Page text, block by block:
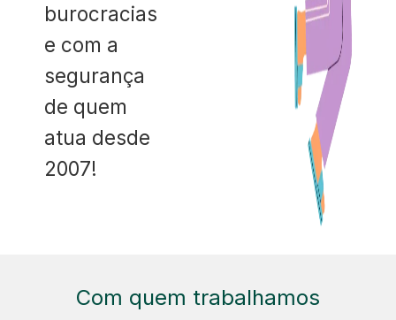
burocracias
e com a
segurança
de quem
atua desde
2007!
Com quem trabalhamos